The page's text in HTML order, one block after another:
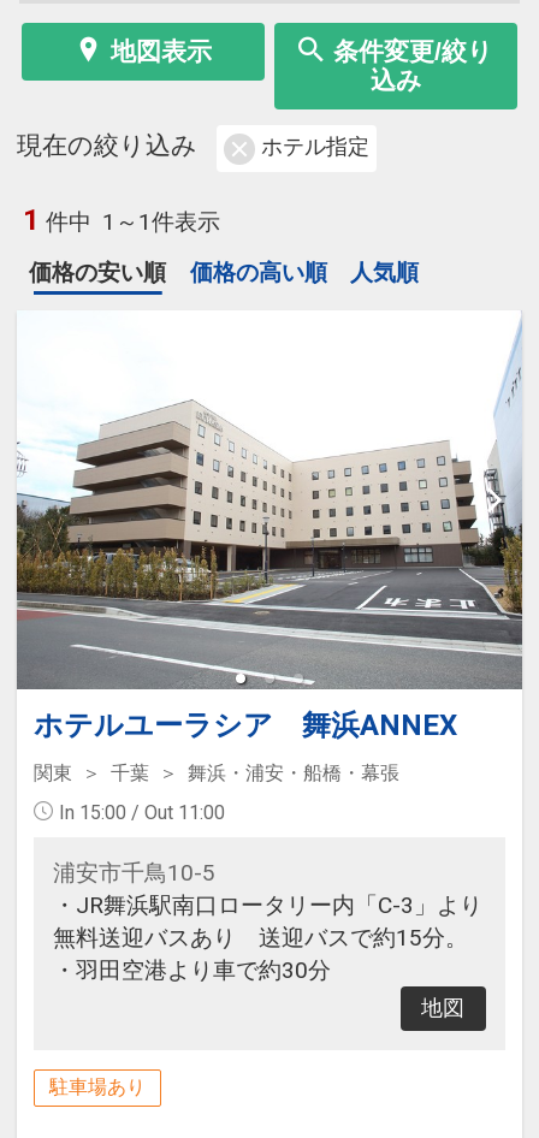
地図表示
条件変更/絞り
込み
現在の絞り込み ホテル指定
1 件中 1～1件表示
価格の安い順
価格の高い順 人気順
ホテルユーラシア 舞浜ANNEX
関東 千葉
舞浜・浦安・船橋・幕張
In 15:00 / Out 11:00
浦安市千鳥10-5
・JR舞浜駅南口ロータリー内「C-3」より
無料送迎バスあり 送迎バスで約15分。
・羽田空港より車で約30分
地図
駐車場あり